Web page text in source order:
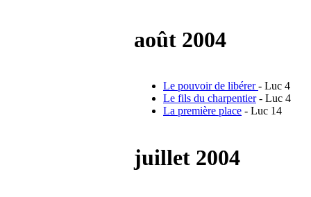
août 2004
Le pouvoir de libérer- Luc 4
Le fils du charpentier- Luc 4
La première place - Luc 14
juillet 2004